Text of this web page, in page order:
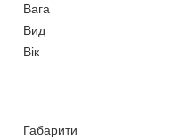
Вага
Вид
Вік
Габарити